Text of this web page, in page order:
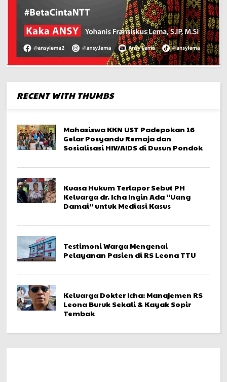
RECENT WITH THUMBS
Mahasiswa KKN UST Padepokan 16
Gelar Posyandu Remaja dan
Sosialisasi HIV/AIDS di Dusun Pondok
Kuasa Hukum Terlapor Sebut PH
Keluarga dr. Icha Ingin Ada “Uang
Damai” untuk Mediasi Kasus
Testimoni Warga Mengenai
Pelayanan Pasien di RS Leona TTU
Keluarga Dokter Icha: Manajemen RS
Leona Buruk Sekali & Kayak Sopir
Tembak